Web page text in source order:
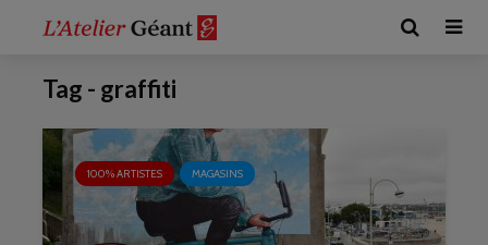
Tag - graffiti
100% ARTISTES MAGASINS